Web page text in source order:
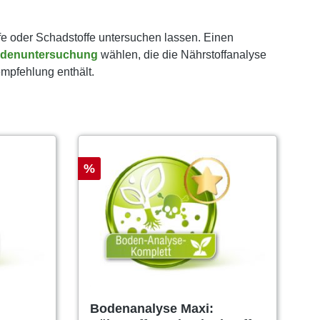
oder Schadstoffe untersuchen lassen. Einen
wählen, die die Nährstoffanalyse
enthält.
%
Bodenanalyse Maxi: